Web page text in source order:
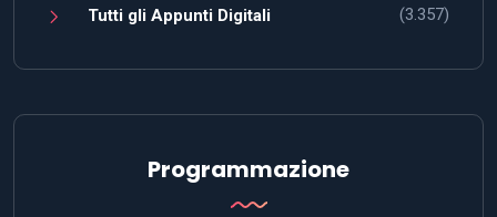
Tutti gli Appunti Digitali (3.357)
Programmazione